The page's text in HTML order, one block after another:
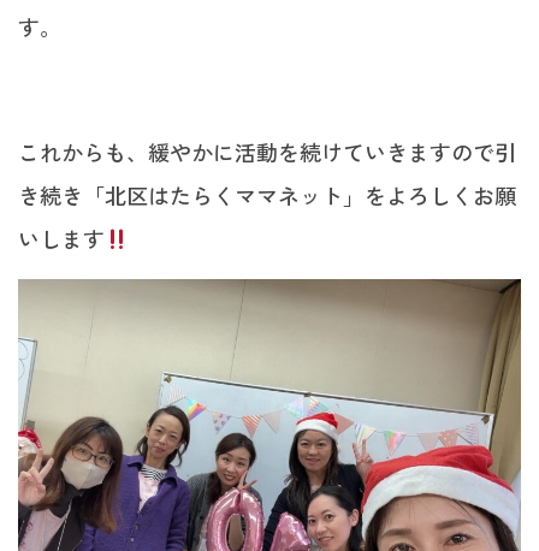
す。
これからも、緩やかに活動を続けていきますので引
き続き「北区はたらくママネット」をよろしくお願
いします